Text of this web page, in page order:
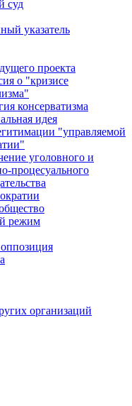
суд
указатель
проекта
о "кризисе
консерватизма
идея
"управляемой
уголовного и
процесуального
режим
организаций